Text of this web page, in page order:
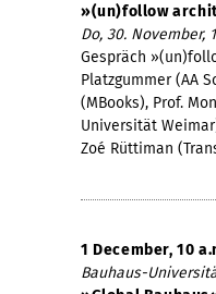
»(un)follow
Do, 30. November,
Gespräch
Platzgummer (AA
(MBooks), Prof.
Universität
Zoé Rüttiman
1 December, 10
Bauhaus-